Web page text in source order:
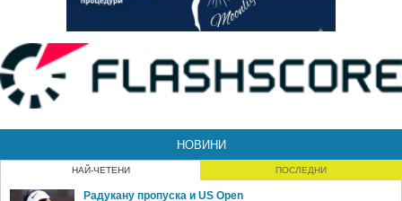
НОВИНИ
НАЙ-ЧЕТЕНИ ПОСЛЕДНИ
Радукану пропуска и US Open